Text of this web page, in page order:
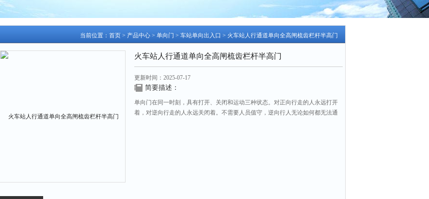
当前位置： 首页 > 产品中心 > 单向门 > 车站单向出入口 > 火车站人行通道单向全高闸梳齿栏杆半高门
火车站人行通道单向全高闸梳齿栏杆半高门
更新时间：2025-07-17
简要描述：
单向门在同一时刻，具有打开、关闭和运动三种状态。对正向行走的人永远打开
着，对逆向行走的人永远关闭着。不需要人员值守，逆向行人无论如何都无法通